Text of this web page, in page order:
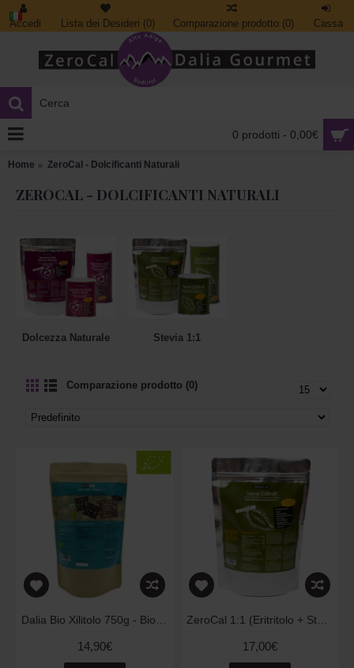
Accedi Lista dei Desideri (0) Comparazione prodotto (0) Cassa
0 prodotti - 0,00€
Home ZeroCal - Dolcificanti Naturali
ZEROCAL - DOLCIFICANTI NATURALI
Dolcezza Naturale Stevia 1:1
Comparazione prodotto (0)
14,90€ 17,00€